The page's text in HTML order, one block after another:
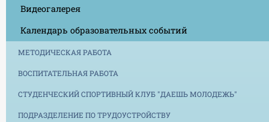
Видеогалерея
Календарь образовательных событий
МЕТОДИЧЕСКАЯ РАБОТА
ВОСПИТАТЕЛЬНАЯ РАБОТА
СТУДЕНЧЕСКИЙ СПОРТИВНЫЙ КЛУБ "ДАЕШЬ МОЛОДЕЖЬ"
ПОДРАЗДЕЛЕНИЕ ПО ТРУДОУСТРОЙСТВУ